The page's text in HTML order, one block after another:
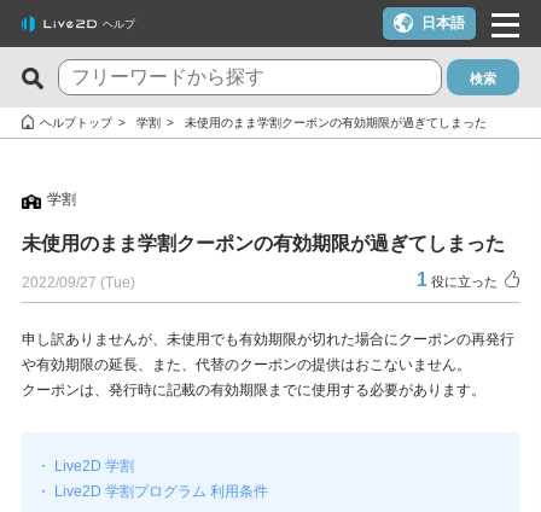
ヘルプ
新着のFAQ
サードパーティ製アプリケーションにおけるCubism Editorおよ
びCubism SDKの新機能対応について
タイムラインの最終フレームが出力されません
alpha版のCubism Editorで作成したファイル(cmo3,can3,moc3)
は他のバージョンでも開けますか？
AIが使われたコンテンツでCubism EditorやCubism SDK、サン
プルモデルを使いたいのですが、問題ありますか？
役に立った質問TOP10
が表示される
クーポンを使いたい
YouTubeやTwitchでの配信に使いたいが可能か？
トライアル版とフリー版の違いは？
トライアル版を利用しないでFREE版を利用したい
解約したい（更新停止にしたい）
検索
ヘルプトップ 学割 未使用のまま学割クーポンの有効期限が過ぎてしまった
学割
未使用のまま学割クーポンの有効期限が過ぎてしまった
2022/09/27 (Tue) 1 役に立った
申し訳ありませんが、未使用でも有効期限が切れた場合にクーポンの再発行
や有効期限の延長、また、代替のクーポンの提供はおこないません。
クーポンは、発行時に記載の有効期限までに使用する必要があります。
・ Live2D 学割
・ Live2D 学割プログラム 利用条件
日本語